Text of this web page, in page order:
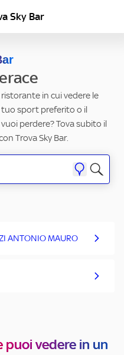
Sky Bar
in cui vedere le
sport preferito o il
perdere? Tova subito il
Trova Sky Bar.
ANTONIO MAURO
vedere in un